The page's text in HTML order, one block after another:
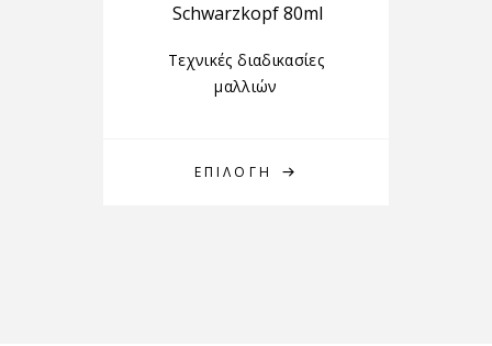
ΕΠΙΛΟΓΉ
Schwarzkopf 80ml
Τεχνικές διαδικασίες
μαλλιών